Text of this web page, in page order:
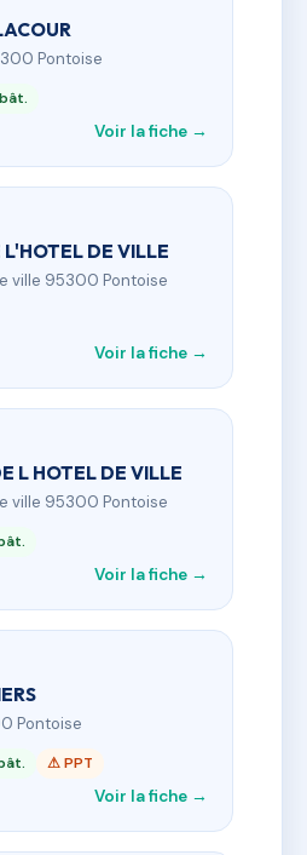
Pontoise
Voir la fiche →
L'HOTEL DE VILLE
ville 95300 Pontoise
Voir la fiche →
L HOTEL DE VILLE
ville 95300 Pontoise
Voir la fiche →
Pontoise
⚠ PPT
Voir la fiche →